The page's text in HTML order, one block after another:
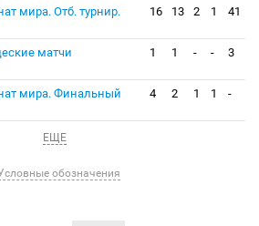
мира. Отб. турнир.
16 13 2 1 41
матчи 1 1 - - 3
мира. Финальный
4 2 1 1 -
ЕЩЕ
обозначения